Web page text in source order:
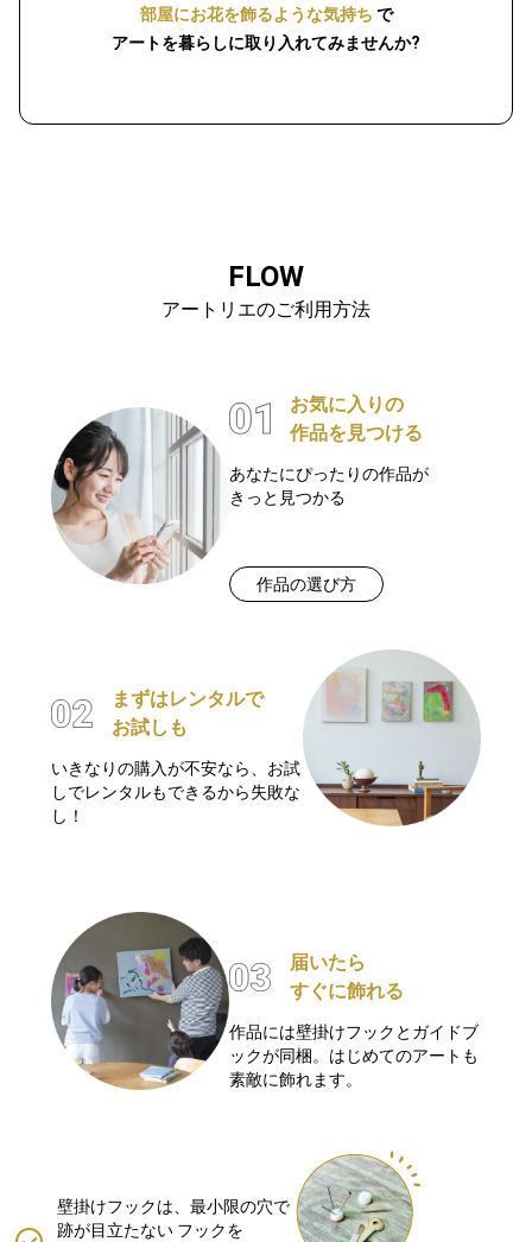
部屋にお花を飾るような気持ち で
アートを暮らしに取り入れてみませんか?
FLOW
アートリエのご利用方法
お気に入りの
作品を見つける
あなたにぴったりの作品が
きっと見つかる
作品の選び方
まずはレンタルで
お試しも
いきなりの購入が不安なら、お試
しでレンタルもできるから失敗な
し！
届いたら
すぐに飾れる
作品には壁掛けフックとガイドブ
ックが同梱。はじめてのアートも
素敵に飾れます。
壁掛けフックは、最小限の穴で
跡が目立たない フックを